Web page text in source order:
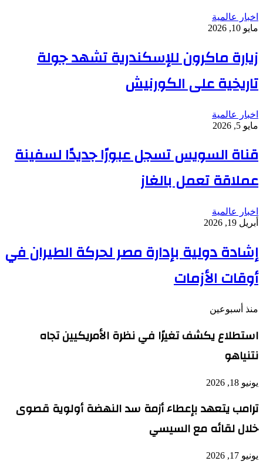
اخبار عالمية
مايو 10, 2026
زيارة ماكرون للإسكندرية تشهد جولة
تاريخية على الكورنيش
اخبار عالمية
مايو 5, 2026
قناة السويس تسجل عبورًا جديدًا لسفينة
عملاقة تعمل بالغاز
اخبار عالمية
أبريل 19, 2026
إشادة دولية بإدارة مصر لحركة الطيران في
أوقات الأزمات
منذ أسبوعين
استطلاع يكشف تغيرًا في نظرة الأمريكيين تجاه
نتنياهو
يونيو 18, 2026
ترامب يتعهد بإعطاء أزمة سد النهضة أولوية قصوى
خلال لقائه مع السيسي
يونيو 17, 2026